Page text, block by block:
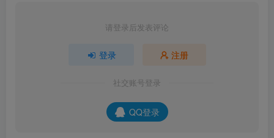
请登录后发表评论
登录 注册
社交账号登录
QQ登录